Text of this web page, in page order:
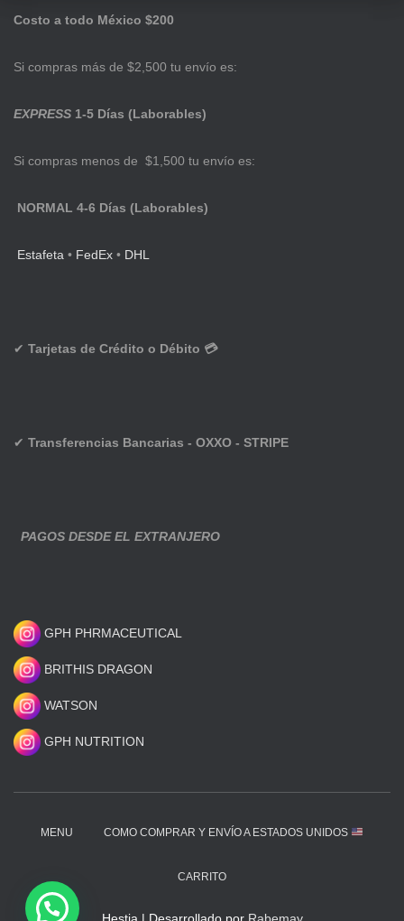
Costo a todo México $200
Si compras más de $2,500 tu envío es:
EXPRESS 1-5 Días (Laborables)
Si compras menos de $1,500 tu envío es:
NORMAL 4-6 Días (Laborables)
Estafeta • FedEx • DHL
✔ Tarjetas de Crédito o Débito 💳
✔ Transferencias Bancarias - OXXO - STRIPE
PAGOS DESDE EL EXTRANJERO
GPH PHRMACEUTICAL
BRITHIS DRAGON
WATSON
GPH NUTRITION
MENU COMO COMPRAR Y ENVÍO A ESTADOS UNIDOS
CARRITO